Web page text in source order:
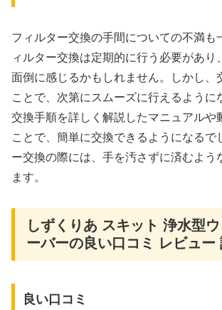
フィルター交換の手間についての不満も
ィルター交換は定期的に行う必要があり
面倒に感じるかもしれません。しかし、
ことで、次第にスムーズに行えるように
交換手順を詳しく解説したマニュアルや
ことで、簡単に交換できるようになるで
ー交換の際には、手を汚さずに済むよう
ます。
しずくりあ スキット 浄水型
ーバーの良い口コミ レビュー
良い口コミ